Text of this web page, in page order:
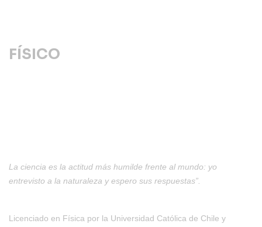
FÍSICO
La ciencia es la actitud más humilde frente al mundo: yo
entrevisto a la naturaleza y espero sus respuestas”.
Licenciado en Física por la Universidad Católica de Chile y